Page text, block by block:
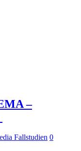
–
Fallstudien 0